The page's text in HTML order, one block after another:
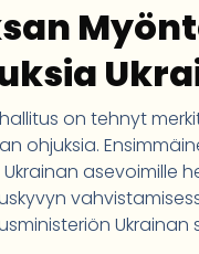
on tehnyt
ohjuksia.
asevoimille